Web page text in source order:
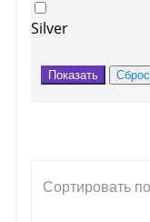
Silver
Сортировать